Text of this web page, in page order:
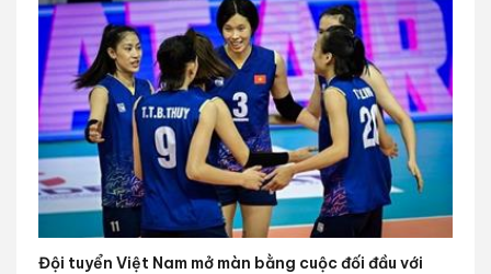
Đội tuyển Việt Nam mở màn bằng cuộc đối đầu với